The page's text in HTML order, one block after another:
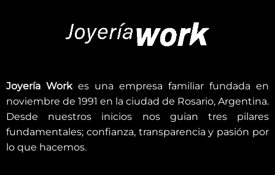
Joyería Workes una empresa familiar fundada en
noviembre de 1991 en la ciudad de Rosario, Argentina.
Desde nuestros inicios nos guian tres pilares
fundamentales; confianza, transparencia y pasión por
lo que hacemos.